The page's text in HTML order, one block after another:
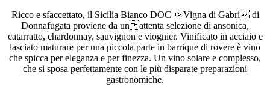
Ricco e sfaccettato, il Sicilia Bianco DOC Vigna di Gabri di
Donnafugata proviene da unattenta selezione di ansonica,
catarratto, chardonnay, sauvignon e viognier. Vinificato in acciaio e
lasciato maturare per una piccola parte in barrique di rovere è vino
che spicca per eleganza e per finezza. Un vino solare e complesso,
che si sposa perfettamente con le più disparate preparazioni
gastronomiche.